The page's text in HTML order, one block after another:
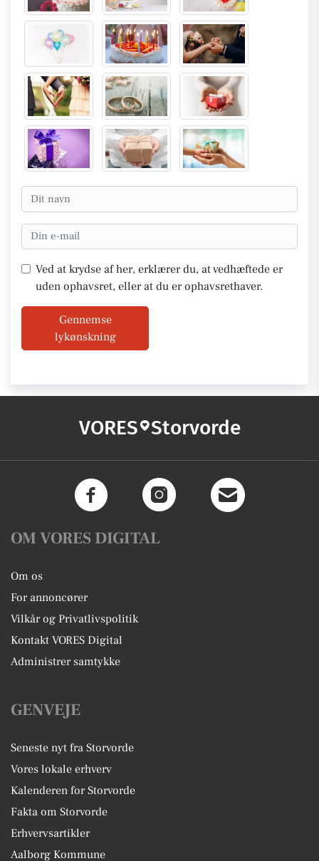
Ved at krydse af her, erklærer du, at vedhæftede er
uden ophavsret, eller at du er ophavsrethaver.
Gennemse
lykønskning
VORES Storvorde
OM VORES DIGITAL
Om os
For annoncører
Vilkår og Privatlivspolitik
Kontakt VORES Digital
Administrer samtykke
GENVEJE
Seneste nyt fra Storvorde
Vores lokale erhverv
Kalenderen for Storvorde
Fakta om Storvorde
Erhvervsartikler
Aalborg Kommune